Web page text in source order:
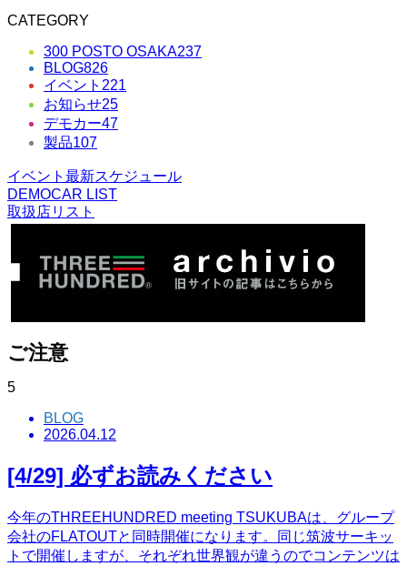
CATEGORY
300 POSTO OSAKA237
BLOG826
イベント 221
お知らせ25
デモカー47
製品107
イベント最新スケジュール
DEMOCAR LIST
取扱店リスト
ご注意
5
BLOG
2026.04.12
[4/29] 必ずお読みください
今年のTHREEHUNDRED meeting TSUKUBAは、グループ
会社のFLATOUTと同時開催になります。同じ筑波サーキッ
トで開催しますが、それぞれ世界観が違うのでコンテンツは